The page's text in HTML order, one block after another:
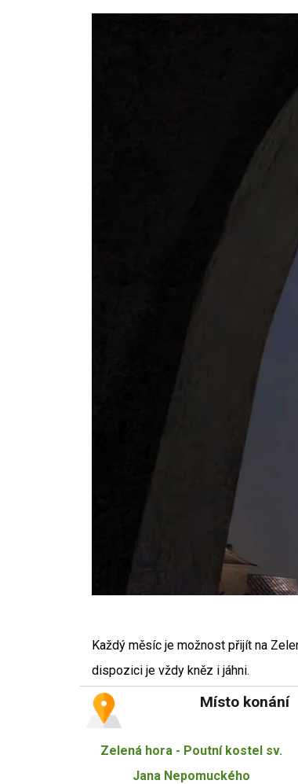
Každý měsíc je možnost přijít na
dispozici je vždy kněz i jáhni.
Místo konání
Zelená hora - Poutní kostel sv.
Jana Nepomuckého